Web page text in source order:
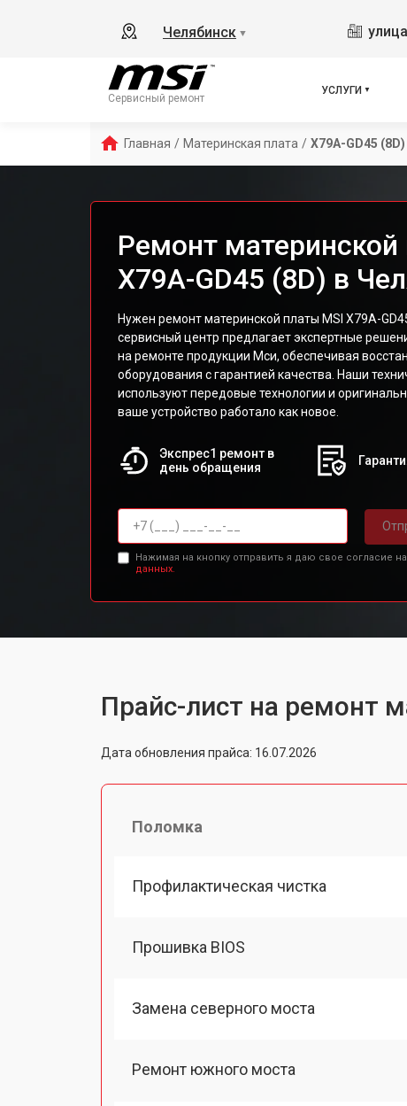
Челябинск ▼
Сервисный ремонт
УСЛУГИ
Главная / Материнская плата / X79A-GD45 (8D)
Ремонт
X79A-GD45 (8D) в
Нужен ремонт материнской платы MSI X79A-
сервисный центр предлагает экспертные
на ремонте продукции Мси, обеспечивая
оборудования с гарантией качества. Наши
используют передовые технологии и
ваше устройство работало как новое.
Экспрес1 ремонт в
день обращения
Нажимая на кнопку отправить я даю свое согласие
данных.
Прайс-лист на ремонт
Дата обновления прайса: 16.07.2026
Поломка
Профилактическая чистка
Прошивка BIOS
Замена северного моста
Ремонт южного моста